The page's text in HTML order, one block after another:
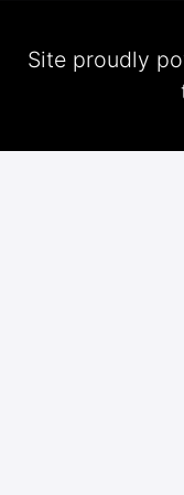
Site proudly